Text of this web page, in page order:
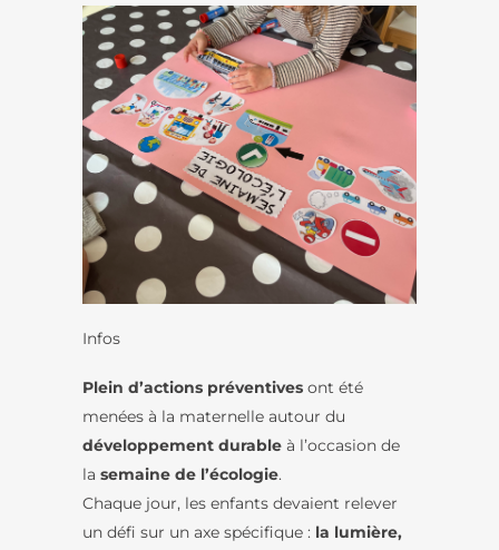
Infos
Plein d’actions préventives ont été
menées à la maternelle autour du
développement durable à l’occasion de
la semaine de l’écologie.
Chaque jour, les enfants devaient relever
un défi sur un axe spécifique : la lumière,